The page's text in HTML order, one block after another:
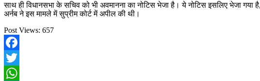
साथ ही विधानसभा के सचिव को भी अ‌वमानना का नोटिस भेजा है। ये नोटिस इसलिए भेजा
अर्नब ने इस मामले में सुप्रीम कोर्ट में अपील की थी।
Post Views: 657
Facebook
Twitter